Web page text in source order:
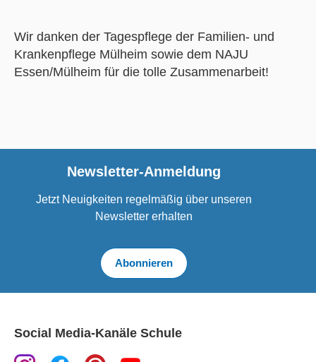
Wir danken der Tagespflege der Familien- und
Krankenpflege Mülheim sowie dem NAJU
Essen/Mülheim für die tolle Zusammenarbeit!
Newsletter-Anmeldung
Jetzt Neuigkeiten regelmäßig über unseren
Newsletter erhalten
Abonnieren
Social Media-Kanäle Schule